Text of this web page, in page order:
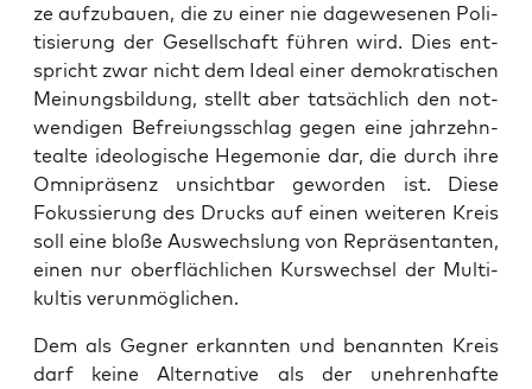
ze auf­zu­bau­en, die zu einer nie dage­we­se­nen Poli­
ti­sie­rung der Gesell­schaft füh­ren wird. Dies ent­
spricht zwar nicht dem Ide­al einer demo­kra­ti­schen
Mei­nungs­bil­dung, stellt aber tat­säch­lich den not­
wen­di­gen Befrei­ungs­schlag gegen eine jahr­zehn­
te­al­te ideo­lo­gi­sche Hege­mo­nie dar, die durch ihre
Omni­prä­senz unsicht­bar gewor­den ist. Die­se
Fokus­sie­rung des Drucks auf einen wei­te­ren Kreis
soll eine blo­ße Aus­wechs­lung von Reprä­sen­tan­ten,
einen nur ober­fläch­li­chen Kurs­wech­sel der Mul­ti­
kul­tis verunmöglichen.
Dem als Geg­ner erkann­ten und benann­ten Kreis
darf kei­ne Alter­na­ti­ve als der uneh­ren­haf­te